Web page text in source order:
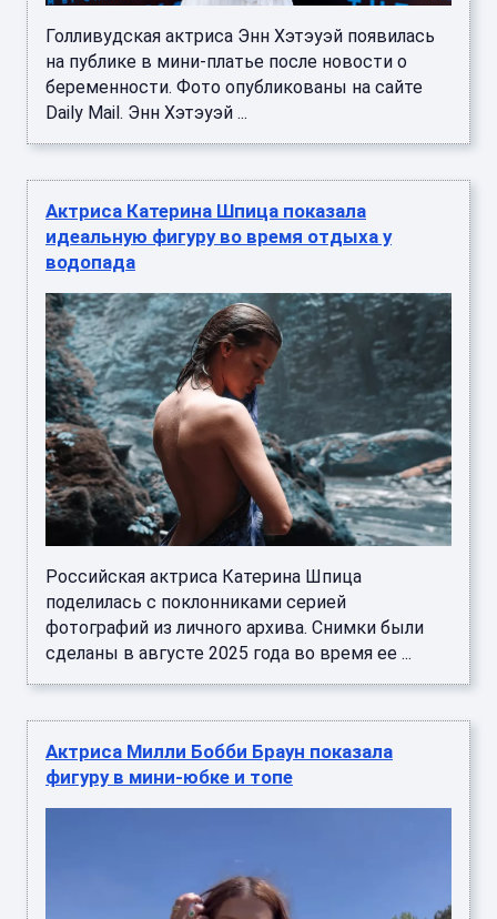
Голливудская актриса Энн Хэтэуэй появилась
на публике в мини-платье после новости о
беременности. Фото опубликованы на сайте
Daily Mail. Энн Хэтэуэй ...
Актриса Катерина Шпица показала
идеальную фигуру во время отдыха у
водопада
Российская актриса Катерина Шпица
поделилась с поклонниками серией
фотографий из личного архива. Снимки были
сделаны в августе 2025 года во время ее ...
Актриса Милли Бобби Браун показала
фигуру в мини-юбке и топе